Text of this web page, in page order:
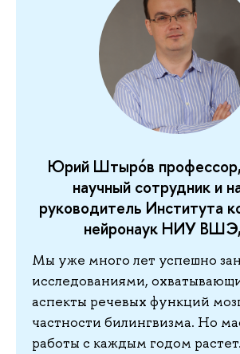
Юрий Штырóв
научный сотрудник и
руководитель Института
нейронаук НИУ
Мы уже много лет успешно
исследованиями,
аспекты речевых функций
частности билингвизма. Но
работы с каждым годом